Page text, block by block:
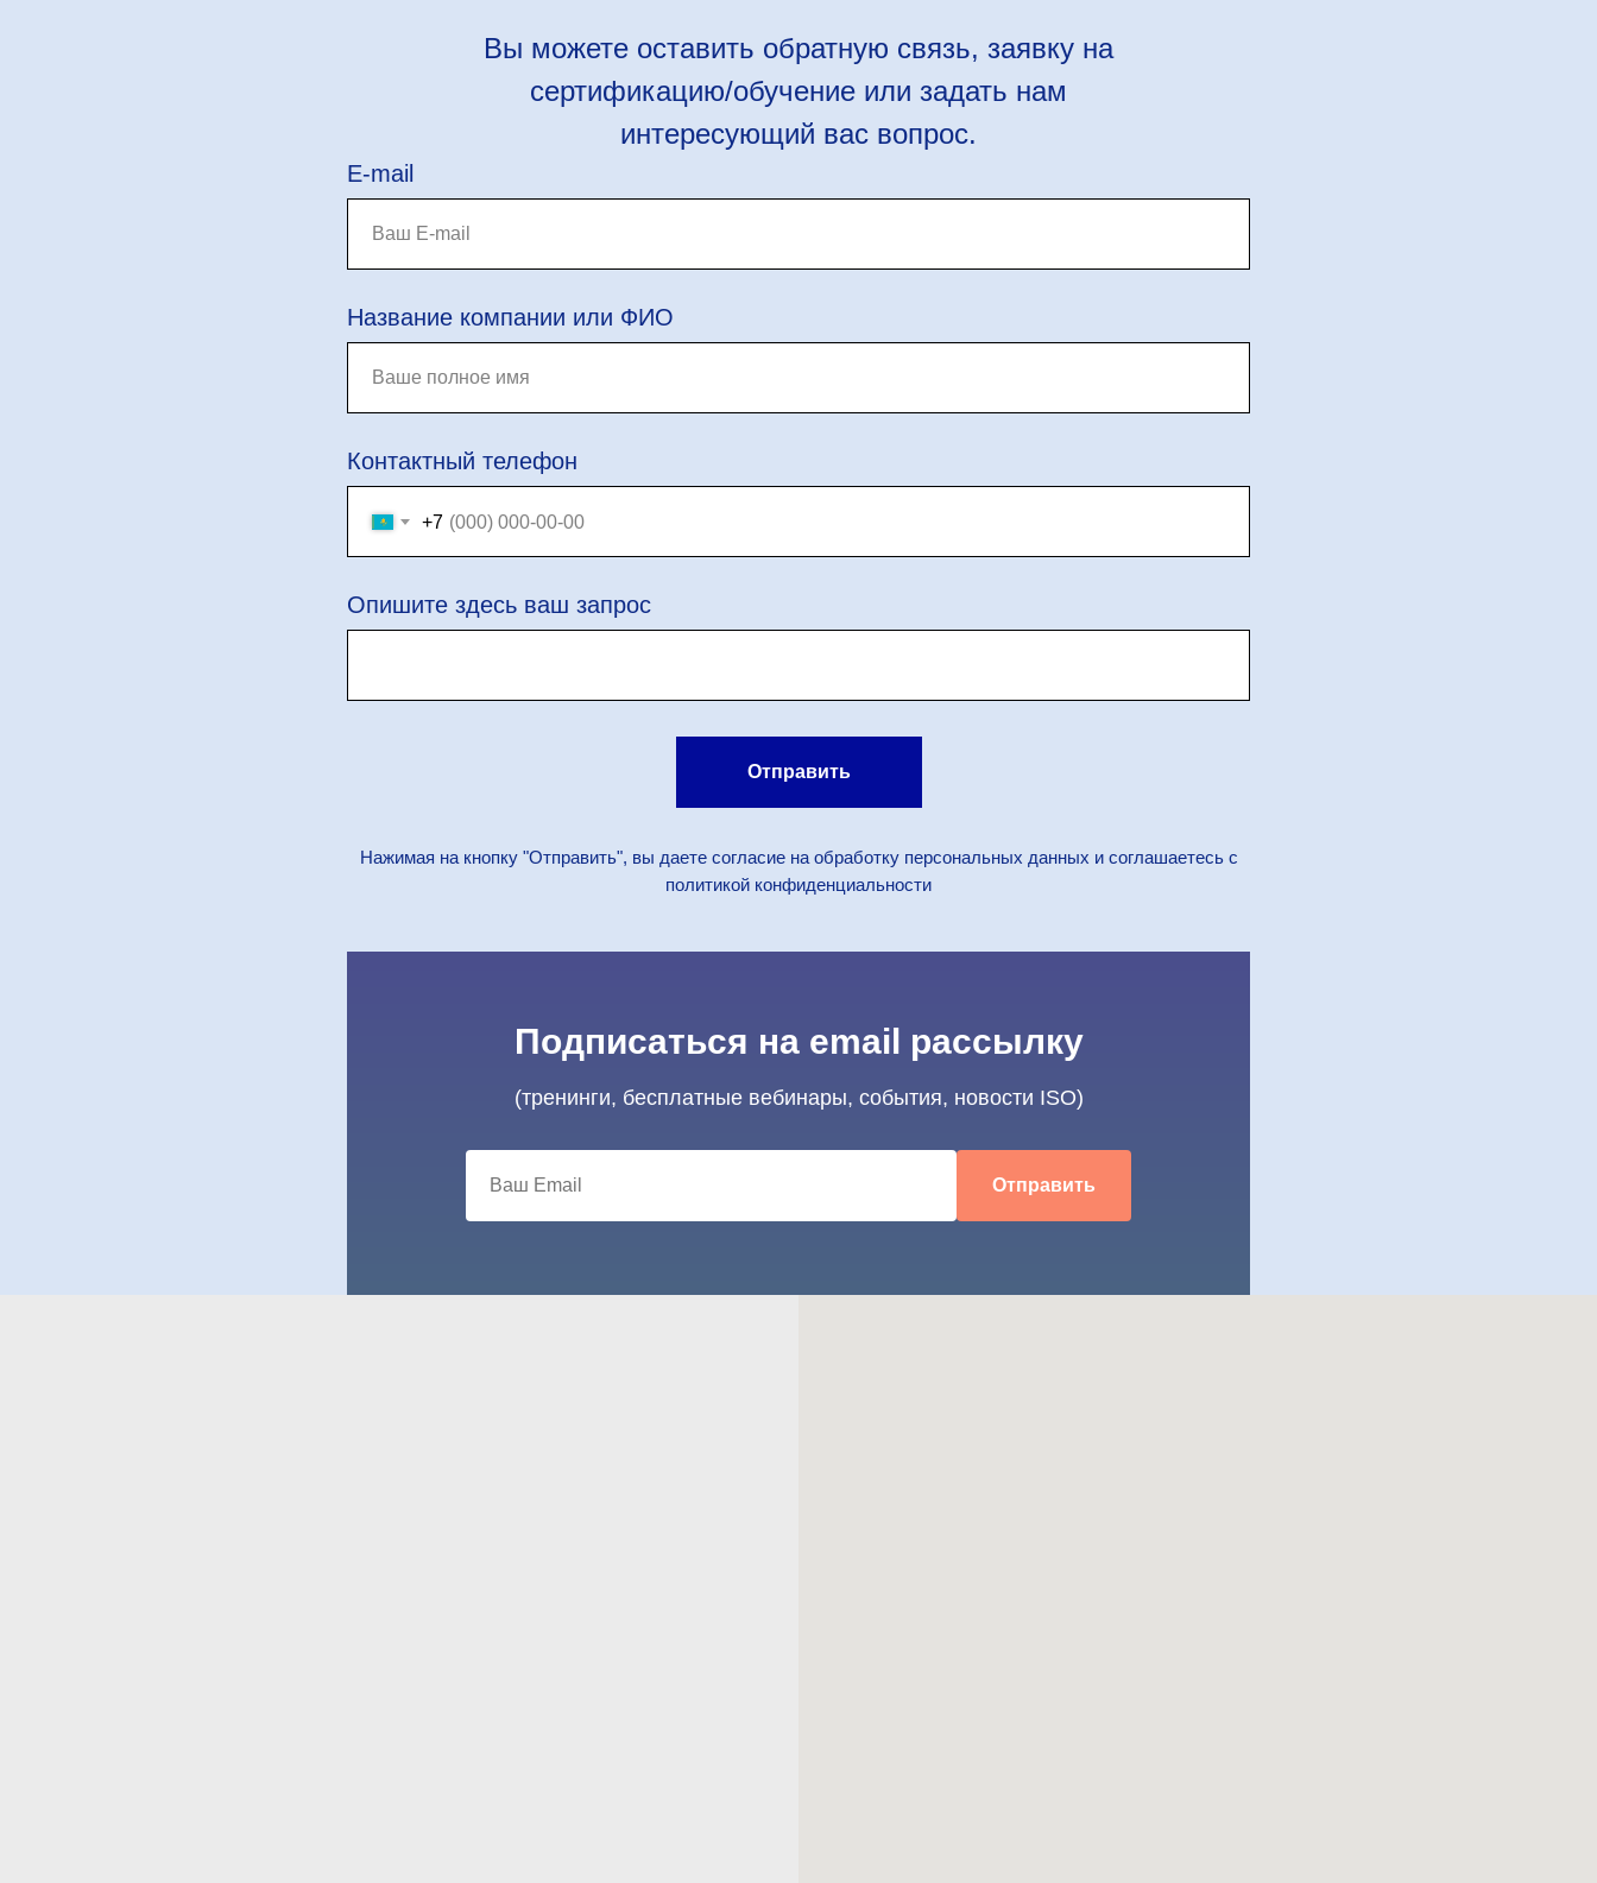
Вы можете оставить обратную связь, заявку на
сертификацию/обучение или задать нам
интересующий вас вопрос.
E-mail
Название компании или ФИО
Контактный телефон
+7
Опишите здесь ваш запрос
Отправить
Нажимая на кнопку "Отправить", вы даете согласие на обработку персональных данных и соглашаетесь c
политикой конфиденциальности
Подписаться на email рассылку
(тренинги, бесплатные вебинары, события, новости ISO)
Отправить